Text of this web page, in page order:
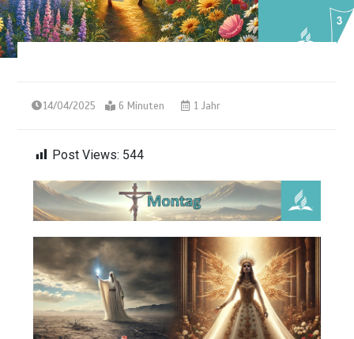
14/04/2025 6 Minuten 1 Jahr
Post Views: 544